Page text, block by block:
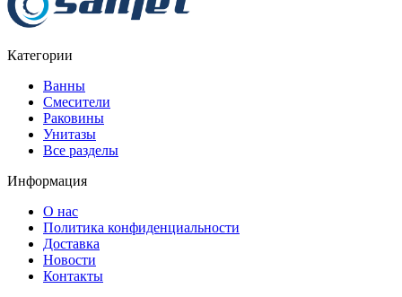
Категории
Ванны
Смесители
Раковины
Унитазы
Все разделы
Информация
О нас
Политика конфиденциальности
Доставка
Новости
Контакты